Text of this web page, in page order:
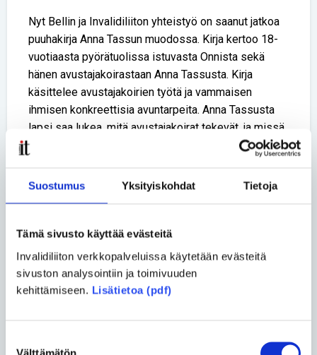
Suostumus Yksityiskohdat Tietoja
Tämä sivusto käyttää evästeitä
Invalidiliiton verkkopalveluissa käytetään evästeitä
sivuston analysointiin ja toimivuuden
kehittämiseen. Lisätietoa (pdf)
Välttämätön
Nyt Bellin ja Invalidiliiton yhteistyö on saanut jatkoa
puuhakirja Anna Tassun muodossa. Kirja kertoo 18-
vuotiaasta pyörätuolissa istuvasta Onnista sekä
hänen avustajakoirastaan Anna Tassusta. Kirja
käsittelee avustajakoirien työtä ja vammaisen
ihmisen konkreettisia avuntarpeita. Anna Tassusta
lapsi saa lukea, mitä avustajakoirat tekevät, ja missä
kaikkialla ne ovat mukana.
ja parantumaton, Bell sanoo.
elämälle mahdollisuuden. Keholla on ihmeellinen
kyky parantua, vielä vähän aikaa sitten istuin
pyörätuolissa avustajien varassa. Ja toisaalta tiedän
nyt, että pyörätuolillakin pärjää.